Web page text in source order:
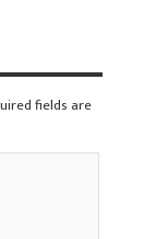
fields are